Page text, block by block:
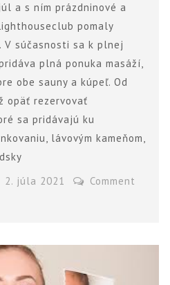
a s ním prázdninové a
pomaly
V súčasnosti sa k plnej
plná ponuka masáží,
obe sauny a kúpeľ. Od
opäť rezervovať
sa pridávajú ku
lávovým kameňom,
2. júla 2021 Comment